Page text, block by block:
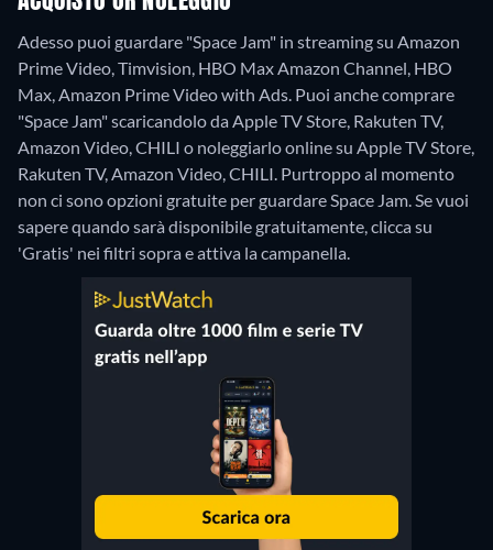
Adesso puoi guardare "Space Jam" in streaming su Amazon
Prime Video, Timvision, HBO Max Amazon Channel, HBO
Max, Amazon Prime Video with Ads. Puoi anche comprare
"Space Jam" scaricandolo da Apple TV Store, Rakuten TV,
Amazon Video, CHILI o noleggiarlo online su Apple TV Store,
Rakuten TV, Amazon Video, CHILI. Purtroppo al momento
non ci sono opzioni gratuite per guardare Space Jam. Se vuoi
sapere quando sarà disponibile gratuitamente, clicca su
'Gratis' nei filtri sopra e attiva la campanella.